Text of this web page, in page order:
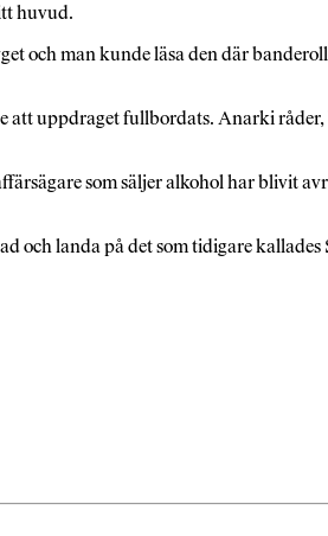
huvud.
och man kunde läsa den där
att uppdraget fullbordats. Anarki
som säljer alkohol har blivit
och landa på det som tidigare